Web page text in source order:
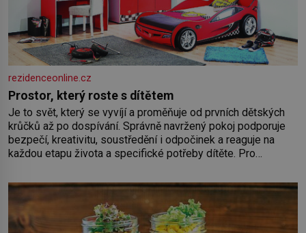
rezidenceonline.cz
Prostor, který roste s dítětem
Je to svět, který se vyvíjí a proměňuje od prvních dětských
krůčků až po dospívání. Správně navržený pokoj podporuje
bezpečí, kreativitu, soustředění i odpočinek a reaguje na
každou etapu života a specifické potřeby dítěte. Pro
by pokoj miminka měl působit především klidně a útulně.
Předškolní věk je